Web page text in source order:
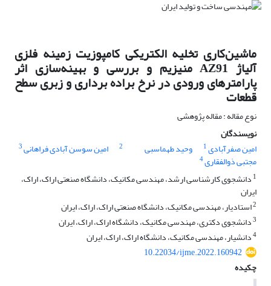
ماشین‌کاری تخلیه الکتریکی کامپوزیت زمینه فلزی
آلیاژ AZ91 منیزیم و بررسی و بهینه‌سازی اثر
پارامترهای ورودی در نرخ براده برداری و زبری سطح
قطعات
نوع مقاله : مقاله پژوهشی
نویسندگان
امین صفرآبادی1 وحید طهماسبی 2 امین سوسن آبادی فراهانی3
مجتبی ذوالفقاری4
1 دانشجوی کارشناسی ارشد، مهندسی مکانیک، دانشگاه صنعتی اراک، اراک،
ایران
2استادیار، مهندسی مکانیک، دانشگاه صنعتی اراک، اراک، ایران
3دانشجوی دکتری، مهندسی مکانیک، دانشگاه اراک، اراک، ایران
4دانشیار، مهندسی مکانیک، دانشگاه اراک، اراک، ایران
10.22034/ijme.2022.160942
چکیده